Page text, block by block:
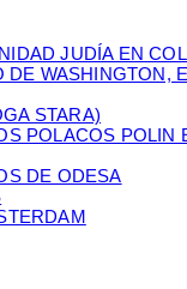
JUDÍA EN
WASHINGTON,
STARA)
POLACOS POLIN
DE ODESA